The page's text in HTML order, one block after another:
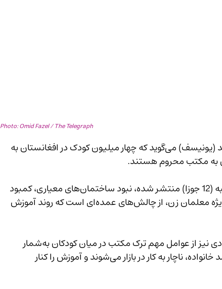
Photo: Omid Fazel / The Telegraph
صندوق حمایت از کودکان سازمان ملل متحد (یونیسف) می‌گوید که چهار میلیون کودک در افغانستان به
به مکتب محروم هستند.
براساس گزارش تازه‌ی این نهاد که روز دوشنبه (12 جوزا) منتشر شده، نبود ساختمان‌های معیاری، کمبود
آب آشامیدنی سالم، و فقدان آموزگاران به‌ویژه معلمان زن، از چالش‌های عمده‌ای است که روند آموزش
در گزارش یونیسف آمده است که فقر اقتصادی نیز از عوامل مهم ترک مکتب در میان کودکان به‌شمار
می‌رود. بسیاری از کودکان برای کمک به درآمد خانواده، ناچار به کار در بازار می‌شوند و آموزش را کنار